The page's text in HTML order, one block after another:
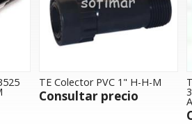
TE Colector PVC 1" H-H-M
Consultar precio